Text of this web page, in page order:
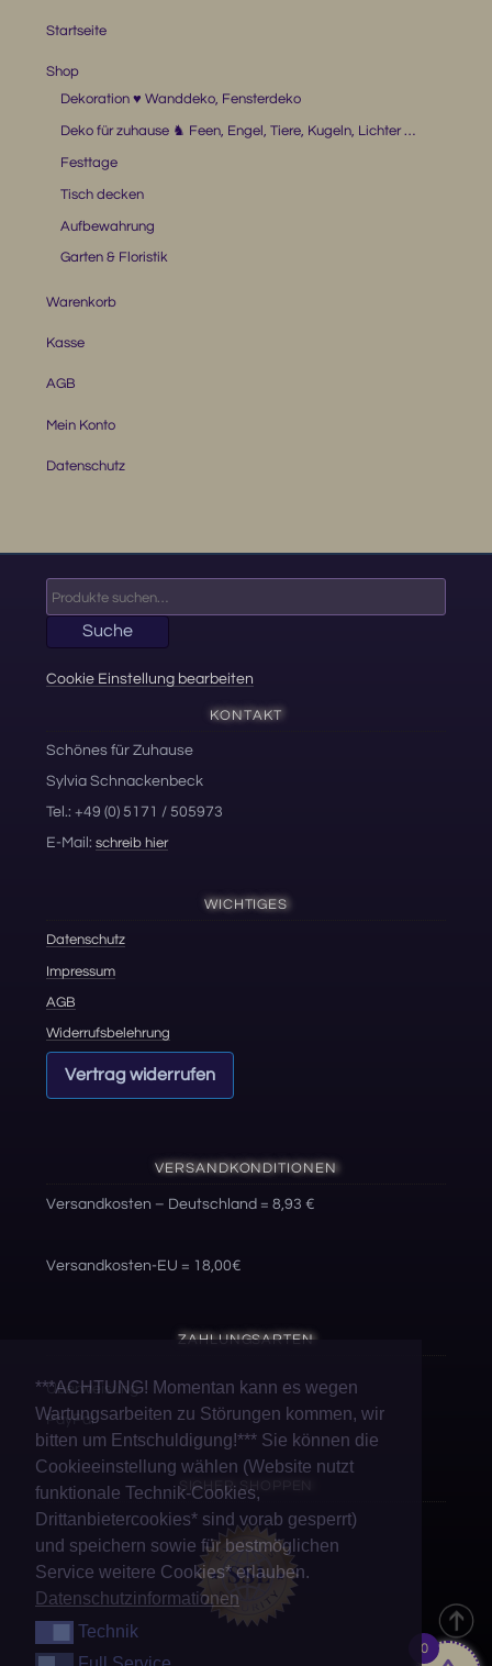
Startseite
Shop
Dekoration ♥ Wanddeko, Fensterdeko
Deko für zuhause ♞ Feen, Engel, Tiere, Kugeln, Lichter …
Festtage
Tisch decken
Aufbewahrung
Garten & Floristik
Warenkorb
Kasse
AGB
Mein Konto
Datenschutz
nach:
Suche
Cookie Einstellung bearbeiten
KONTAKT
Schönes für Zuhause
Sylvia Schnackenbeck
Tel.: +49 (0) 5171 / 505973
E-Mail:schreib hier
WICHTIGES
Datenschutz
Impressum
AGB
Widerrufsbelehrung
Vertrag widerrufen
VERSANDKONDITIONEN
Versandkosten – Deutschland = 8,93 €
Versandkosten-EU = 18,00€
ZAHLUNGSARTEN
Überweisung
PayPal
SICHER SHOPPEN
0
***ACHTUNG! Momentan kann es wegen
Wartungsarbeiten zu Störungen kommen, wir
bitten um Entschuldigung!*** Sie können die
Cookieeinstellung wählen (Website nutzt
funktionale Technik-Cookies,
Drittanbietercookies* sind vorab gesperrt)
und speichern sowie für bestmöglichen
Service weitere Cookies* erlauben.
Datenschutzinformationen
TechnikTechnik